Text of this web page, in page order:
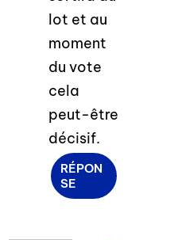
lot et au
moment
du vote
cela
peut-être
décisif.
RÉPON
SE